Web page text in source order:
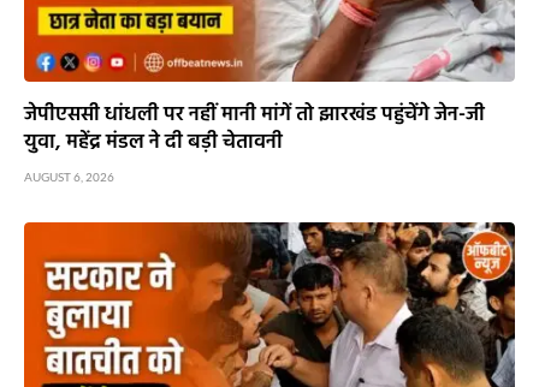
जेपीएससी धांधली पर नहीं मानी मांगें तो झारखंड पहुंचेंगे जेन-जी
युवा, महेंद्र मंडल ने दी बड़ी चेतावनी
AUGUST 6, 2026